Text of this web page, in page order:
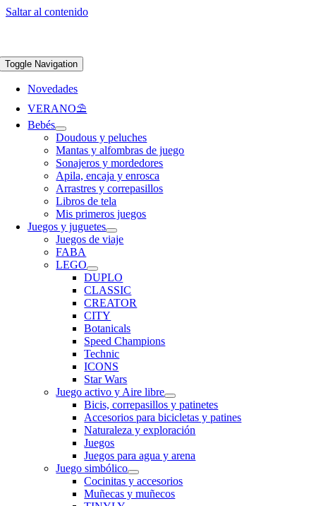
Saltar al contenido
Toggle Navigation
Novedades
VERANO⛱️​
Bebés
Doudous y peluches
Mantas y alfombras de juego
Sonajeros y mordedores
Apila, encaja y enrosca
Arrastres y correpasillos
Libros de tela
Mis primeros juegos
Juegos y juguetes
Juegos de viaje
FABA
LEGO
DUPLO
CLASSIC
CREATOR
CITY
Botanicals
Speed Champions
Technic
ICONS
Star Wars
Juego activo y Aire libre
Bicis, correpasillos y patinetes
Accesorios para bicicletas y patines
Naturaleza y exploración
Juegos
Juegos para agua y arena
Juego simbólico
Cocinitas y accesorios
Muñecas y muñecos